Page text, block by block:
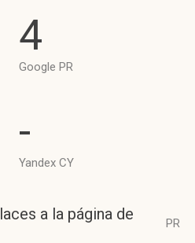
4
Google PR
-
Yandex CY
a la página de
PR